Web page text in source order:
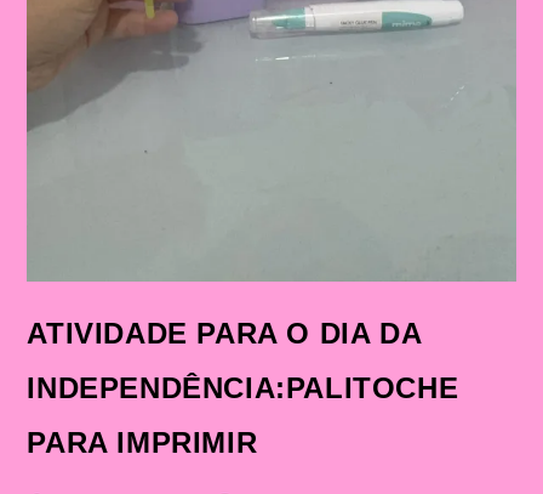
ATIVIDADE PARA O DIA DA
INDEPENDÊNCIA:PALITOCHE
PARA IMPRIMIR